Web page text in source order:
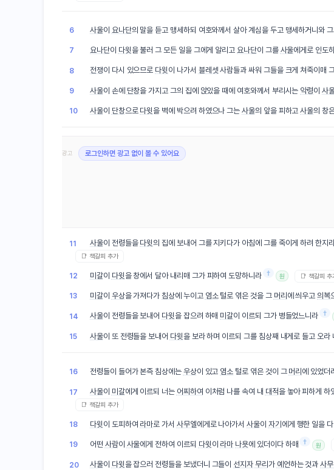
6 사울이 요나단의 말을 듣고 맹세하되 여호와께서 살아 계심을 두고 맹세하거니와
7 요나단이 다윗을 불러 그 모든 일을 그에게 알리고요나단이 그를 사울에게로 인도
8 전쟁이 다시 있으므로 다윗 이 나가서 블레셋 사람들과 싸워 그들을 크게 쳐죽이매
9 사울이 손에 단창을 가지고 그의 집에 앉았을 때에 여호와께서 부리시는 악령이사
10 사울이 단창으로 다윗을 벽에 박으려 하였으나 그는사울의 앞을 피하고사울의 창
광고 로그인하면 광고 없이 볼 수 있어요
11 사울이 전령들을 다윗의 집에 보내어 그를 지키다가 아침에 그를 죽이게 하려 한지
📑 책갈피 추가
12 미갈이 다윗을 창에서 달아 내리매 그가 피하여 도망하니라 † 원 📑 책갈피 추
13 미갈이 우상을 가져다가 침상에 누이고 염소털로 엮은 것을 그 머리 에 씌우고의복
14 사울이 전령들을 보내어 다윗을 잡으려 하매 미갈이 이르되 그가 병들었느니라 †
15 사울이 또 전령들을 보내어 다윗을 보라 하며 이르되 그를 침상째 내게로 들고 오라
16 전령들이 들어가 본즉 침상에는 우상이 있고 염소 털로 엮은 것이 그 머리 에 있었더
17 사울이 미갈에게 이르되 너는 어찌하여 이처럼 나를 속여 내 대적을 놓아 피하게 하
📑 책갈피 추가
18 다윗 이 도피하여 라마로 가서 사무엘에게로 나아가서사울이 자기 에게 행한 일을
19 어떤 사람이 사울에게 전하여 이르되 다윗 이 라마 나욧에 있더이다 하매 † 원
20 사울이 다윗을 잡으러 전령들을 보냈더니 그들이 선지자 무리 가 예언하는 것과사